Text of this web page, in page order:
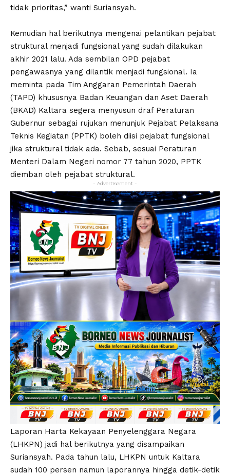
tidak prioritas,” wanti Suriansyah.
Kemudian hal berikutnya mengenai pelantikan pejabat
struktural menjadi fungsional yang sudah dilakukan
akhir 2021 lalu. Ada sembilan OPD pejabat
pengawasnya yang dilantik menjadi fungsional. Ia
meminta pada Tim Anggaran Pemerintah Daerah
(TAPD) khususnya Badan Keuangan dan Aset Daerah
(BKAD) Kaltara segera menyusun draf Peraturan
Gubernur sebagai rujukan menunjuk Pejabat Pelaksana
Teknis Kegiatan (PPTK) boleh diisi pejabat fungsional
jika struktural tidak ada. Sebab, sesuai Peraturan
Menteri Dalam Negeri nomor 77 tahun 2020, PPTK
diemban oleh pejabat struktural.
- Advertisement -
Laporan Harta Kekayaan Penyelenggara Negara
(LHKPN) jadi hal berikutnya yang disampaikan
Suriansyah. Pada tahun lalu, LHKPN untuk Kaltara
sudah 100 persen namun laporannya hingga detik-detik